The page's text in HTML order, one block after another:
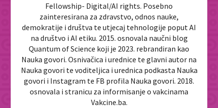
Fellowship- Digital/AI rights. Posebno
zainteresirana za zdravstvo, odnos nauke,
demokratije i društva te utjecaj tehnologije poput AI
na društvo i AI etiku. 2015. osnovala naučni blog
Quantum of Science koji je 2023. rebrandiran kao
Nauka govori. Osnivačica i urednice te glavni autor na
Nauka govori te voditeljica i urednica podkasta Nauka
govori i Instagram te FB profila Nauka govori. 2018.
osnovala i stranicu za informisanje o vakcinama
Vakcine.ba.